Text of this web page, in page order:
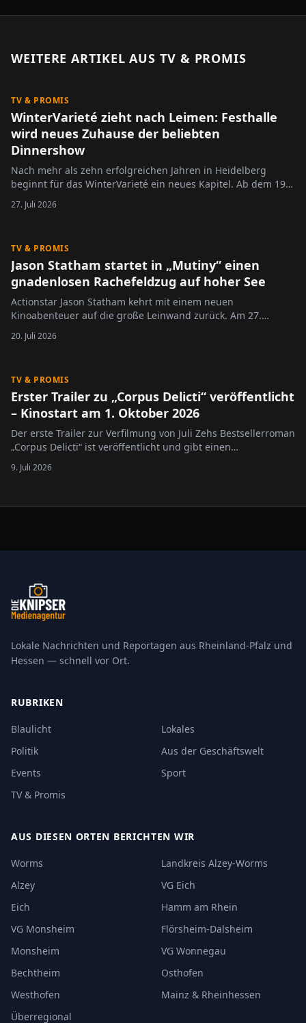
WEITERE ARTIKEL AUS TV & PROMIS
TV & PROMIS
WinterVarieté zieht nach Leimen: Festhalle
wird neues Zuhause der beliebten
Dinnershow
Nach mehr als zehn erfolgreichen Jahren in Heidelberg
beginnt für das WinterVarieté ein neues Kapitel. Ab dem 19.
November 2026 findet die beliebte Dinnershow erstmals in
der Festhalle Leimen statt. Mit dem Umzug in die neue
27. Juli 2026
TV & PROMIS
Jason Statham startet in „Mutiny“ einen
gnadenlosen Rachefeldzug auf hoher See
Actionstar Jason Statham kehrt mit einem neuen
Kinoabenteuer auf die große Leinwand zurück. Am 27.
August 2026 startet der Actionthriller „Mutiny“ in den
deutschen Kinos. Jetzt wurde der offizielle Trailer
20. Juli 2026
TV & PROMIS
Erster Trailer zu „Corpus Delicti“ veröffentlicht
– Kinostart am 1. Oktober 2026
Der erste Trailer zur Verfilmung von Juli Zehs Bestsellerroman
„Corpus Delicti“ ist veröffentlicht und gibt einen
Vorgeschmack auf das dystopische Kinoereignis, das am 1.
Oktober 2026 bundesweit in die Kinos kommt. Die Handlung
9. Juli 2026
Lokale Nachrichten und Reportagen aus Rheinland-Pfalz und
Hessen — schnell vor Ort.
RUBRIKEN
Blaulicht
Lokales
Politik
Aus der Geschäftswelt
Events
Sport
TV & Promis
AUS DIESEN ORTEN BERICHTEN WIR
Worms
Landkreis Alzey-Worms
Alzey
VG Eich
Eich
Hamm am Rhein
VG Monsheim
Flörsheim-Dalsheim
Monsheim
VG Wonnegau
Bechtheim
Osthofen
Westhofen
Mainz & Rheinhessen
Überregional